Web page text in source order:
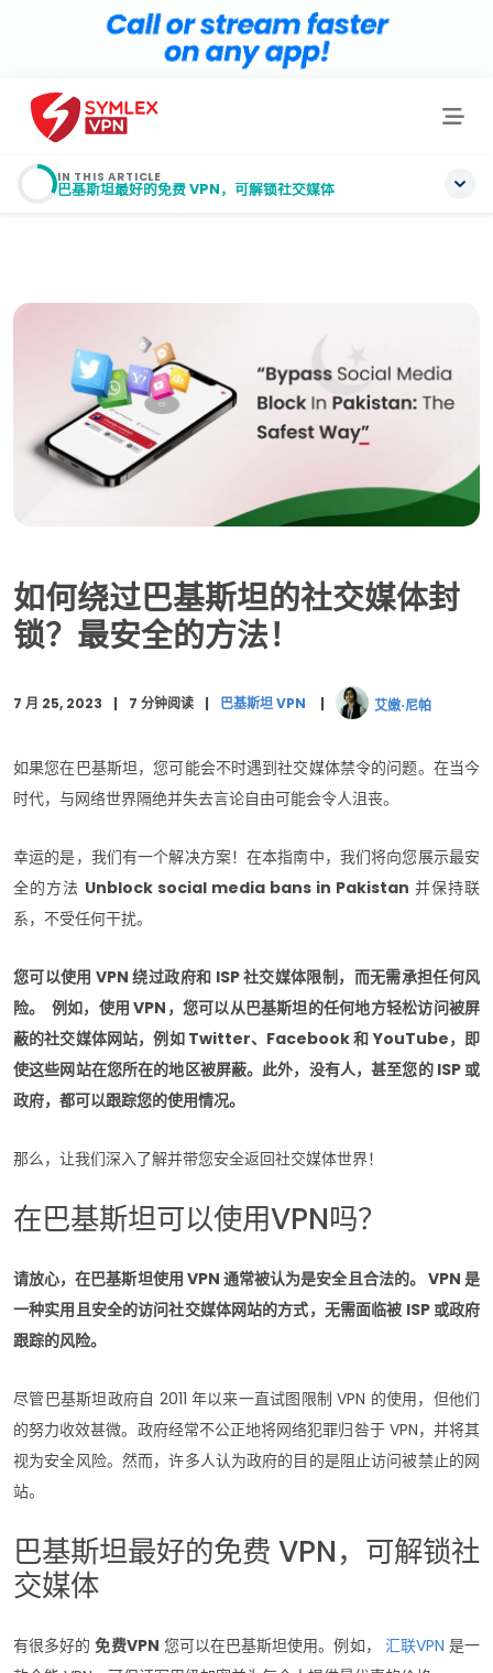
IN THIS ARTICLE
巴基斯坦最好的免费 VPN，可解锁社交媒体
巴基斯坦最好的免费 VPN，可解锁社交媒体
VPN 如何绕过审查？
如何有效选择最佳服务器位置来绕过区块？
哪种 VPN 协议最适合绕过审查？
结语
如何绕过巴基斯坦的社交媒体封
锁？最安全的方法！
7 月 25, 2023 7 分钟阅读 巴基斯坦 VPN 艾嫩·尼帕
如果您在巴基斯坦，您可能会不时遇到社交媒体禁令的问题。在当今
时代，与网络世界隔绝并失去言论自由可能会令人沮丧。
幸运的是，我们有一个解决方案！在本指南中，我们将向您展示最安
全的方法 Unblock social media bans in Pakistan 并保持联
系，不受任何干扰。
您可以使用 VPN 绕过政府和 ISP 社交媒体限制，而无需承担任何风
险。 例如，使用 VPN，您可以从巴基斯坦的任何地方轻松访问被屏
蔽的社交媒体网站，例如 Twitter、Facebook 和 YouTube，即
使这些网站在您所在的地区被屏蔽。此外，没有人，甚至您的 ISP 或
政府，都可以跟踪您的使用情况。
那么，让我们深入了解并带您安全返回社交媒体世界！
在巴基斯坦可以使用VPN吗？
请放心，在巴基斯坦使用 VPN 通常被认为是安全且合法的。 VPN 是
一种实用且安全的访问社交媒体网站的方式，无需面临被 ISP 或政府
跟踪的风险。
尽管巴基斯坦政府自 2011 年以来一直试图限制 VPN 的使用，但他们
的努力收效甚微。政府经常不公正地将网络犯罪归咎于 VPN，并将其
视为安全风险。然而，许多人认为政府的目的是阻止访问被禁止的网
站。
巴基斯坦最好的免费 VPN，可解锁社
交媒体
有很多好的免费VPN 您可以在巴基斯坦使用。例如， 汇联VPN 是一